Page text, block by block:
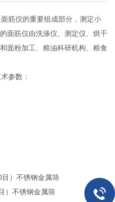
筋仪的重要组成部分，测定小
面筋仪由洗涤仪、测定仪、烘干
面粉加工、粮油科研机构、粮食
参数：
）不锈钢金属筛
）不锈钢金属筛